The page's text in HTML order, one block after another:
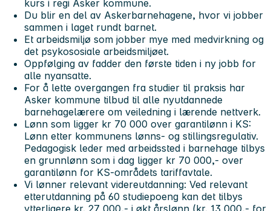
kurs i regi Asker kommune.
Du blir en del av Askerbarnehagene, hvor vi jobber
sammen i laget rundt barnet.
Et arbeidsmiljø som jobber mye med medvirkning og
det psykososiale arbeidsmiljøet.
Oppfølging av fadder den første tiden i ny jobb for
alle nyansatte.
For å lette overgangen fra studier til praksis har
Asker kommune tilbud til alle nyutdannede
barnehagelærere om veiledning i lærende nettverk.
Lønn som ligger kr 70 000 over garantilønn i KS:
Lønn etter kommunens lønns- og stillingsregulativ.
Pedagogisk leder med arbeidssted i barnehage tilbys
en grunnlønn som i dag ligger kr 70 000,- over
garantilønn for KS-områdets tariffavtale.
Vi lønner relevant videreutdanning: Ved relevant
etterutdanning på 60 studiepoeng kan det tilbys